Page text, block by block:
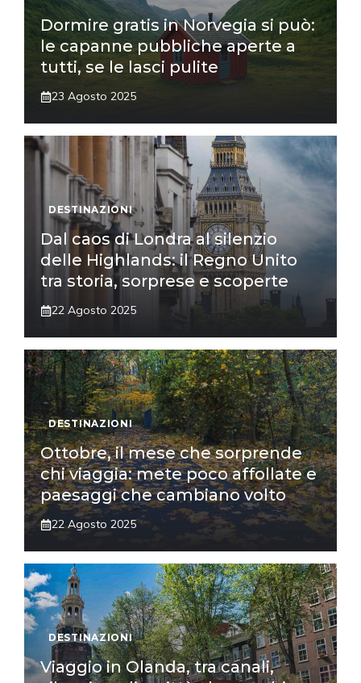
Dormire gratis in Norvegia si può:
le capanne pubbliche aperte a
tutti, se le lasci pulite
23 Agosto 2025
DESTINAZIONI
Dal caos di Londra al silenzio
delle Highlands: il Regno Unito
tra storia, sorprese e scoperte
22 Agosto 2025
DESTINAZIONI
Ottobre, il mese che sorprende
chi viaggia: mete poco affollate e
paesaggi che cambiano volto
22 Agosto 2025
DESTINAZIONI
Viaggio in Olanda, tra canali,